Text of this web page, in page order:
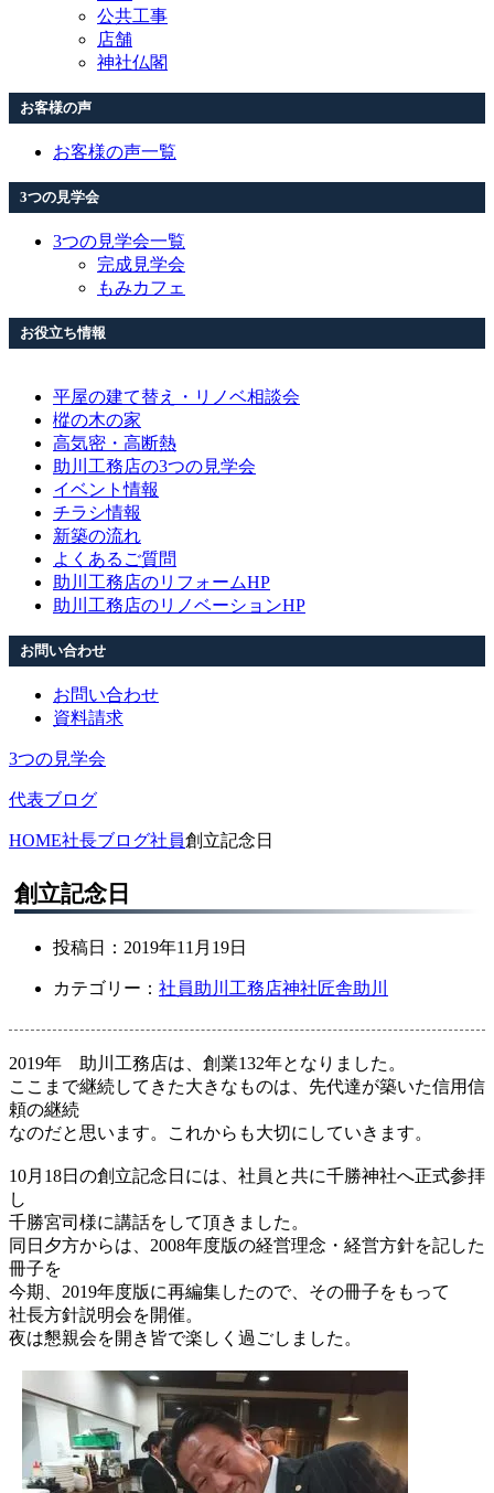
公共工事
店舗
神社仏閣
お客様の声
お客様の声一覧
3つの見学会
3つの見学会一覧
完成見学会
もみカフェ
お役立ち情報
平屋の建て替え・リノベ相談会
樅の木の家
高気密・高断熱
助川工務店の3つの見学会
イベント情報
チラシ情報
新築の流れ
よくあるご質問
助川工務店のリフォームHP
助川工務店のリノベーションHP
お問い合わせ
お問い合わせ
資料請求
3つの見学会
代表ブログ
HOME社長ブログ社員創立記念日
創立記念日
投稿日： 2019年11月19日
カテゴリー： 社員 助川工務店神社匠舎助川
2019年 助川工務店は、創業132年となりました。
ここまで継続してきた大きなものは、先代達が築いた信用信
頼の継続
なのだと思います。これからも大切にしていきます。
10月18日の創立記念日には、社員と共に千勝神社へ正式参拝
し
千勝宮司様に講話をして頂きました。
同日夕方からは、2008年度版の経営理念・経営方針を記した
冊子を
今期、2019年度版に再編集したので、その冊子をもって
社長方針説明会を開催。
夜は懇親会を開き皆で楽しく過ごしました。